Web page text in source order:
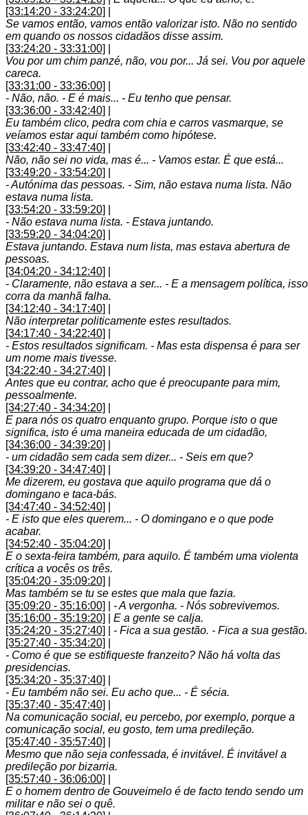
[33:14:20 - 33:24:20]
Se vamos então, vamos então valorizar isto. Não no sentido
em quando os nossos cidadãos disse assim.
[33:24:20 - 33:31:00]
Vou por um chim panzé, não, vou por... Já sei. Vou por aquele
careca.
[33:31:00 - 33:36:00]
- Não, não. - E é mais... - Eu tenho que pensar.
[33:36:00 - 33:42:40]
Eu também clico, pedra com chia e carros vasmarque, se
veíamos estar aqui também como hipótese.
[33:42:40 - 33:47:40]
Não, não sei no vida, mas é... - Vamos estar. É que está...
[33:49:20 - 33:54:20]
- Autónima das pessoas. - Sim, não estava numa lista. Não
estava numa lista.
[33:54:20 - 33:59:20]
- Não estava numa lista. - Estava juntando.
[33:59:20 - 34:04:20]
Estava juntando. Estava num lista, mas estava abertura de
pessoas.
[34:04:20 - 34:12:40]
- Claramente, não estava a ser... - E a mensagem política, isso
corra da manhã falha.
[34:12:40 - 34:17:40]
Não interpretar politicamente estes resultados.
[34:17:40 - 34:22:40]
- Estos resultados significam. - Mas esta dispensa é para ser
um nome mais tivesse.
[34:22:40 - 34:27:40]
Antes que eu contrar, acho que é preocupante para mim,
pessoalmente.
[34:27:40 - 34:34:20]
E para nós os quatro enquanto grupo. Porque isto o que
significa, isto é uma maneira educada de um cidadão,
[34:36:00 - 34:39:20]
- um cidadão sem cada sem dizer... - Seis em que?
[34:39:20 - 34:47:40]
Me dizerem, eu gostava que aquilo programa que dá o
domingano e taca-bás.
[34:47:40 - 34:52:40]
- E isto que eles querem... - O domingano e o que pode
acabar.
[34:52:40 - 35:04:20]
E o sexta-feira também, para aquilo. É também uma violenta
crítica a vocês os três.
[35:04:20 - 35:09:20]
Mas também se tu se estes que mala que fazia.
[35:09:20 - 35:16:00]
- A vergonha. - Nós sobrevivemos.
[35:16:00 - 35:19:20]
E a gente se calja.
[35:24:20 - 35:27:40]
- Fica a sua gestão. - Fica a sua gestão.
[35:27:40 - 35:34:20]
- Como é que se estifiqueste franzeito? Não há volta das
presidencias.
[35:34:20 - 35:37:40]
- Eu também não sei. Eu acho que... - É sécia.
[35:37:40 - 35:47:40]
Na comunicação social, eu percebo, por exemplo, porque a
comunicação social, eu gosto, tem uma predileção.
[35:47:40 - 35:57:40]
Mesmo que não seja confessada, é invitável. É invitável a
predileção por bizarria.
[35:57:40 - 36:06:00]
E o homem dentro de Gouveimelo é de facto tendo sendo um
militar e não sei o quê.